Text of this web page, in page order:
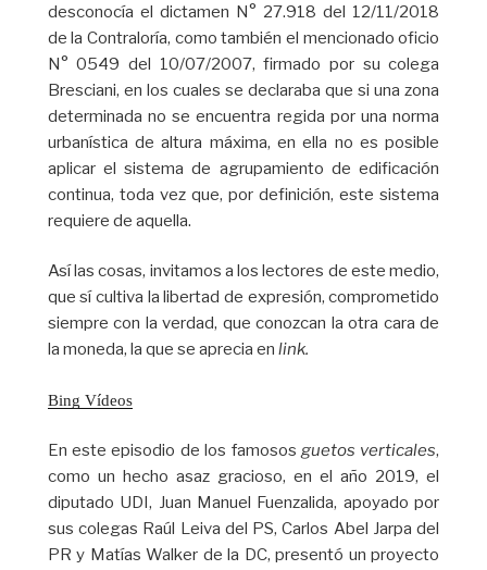
desconocía el dictamen N° 27.918 del 12/11/2018
de la Contraloría, como también el mencionado oficio
N° 0549 del 10/07/2007, firmado por su colega
Bresciani, en los cuales se declaraba que si una zona
determinada no se encuentra regida por una norma
urbanística de altura máxima, en ella no es posible
aplicar el sistema de agrupamiento de edificación
continua, toda vez que, por definición, este sistema
requiere de aquella.
Así las cosas, invitamos a los lectores de este medio,
que sí cultiva la libertad de expresión, comprometido
siempre con la verdad, que conozcan la otra cara de
la moneda, la que se aprecia en link.
Bing Vídeos
En este episodio de los famosos guetos verticales,
como un hecho asaz gracioso, en el año 2019, el
diputado UDI, Juan Manuel Fuenzalida, apoyado por
sus colegas Raúl Leiva del PS, Carlos Abel Jarpa del
PR y Matías Walker de la DC, presentó un proyecto